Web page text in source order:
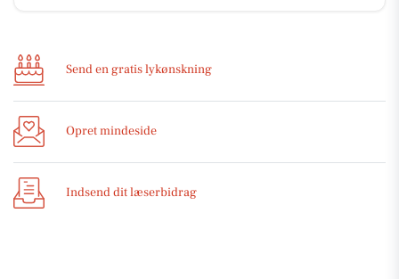
Send en gratis lykønskning
Opret mindeside
Indsend dit læserbidrag